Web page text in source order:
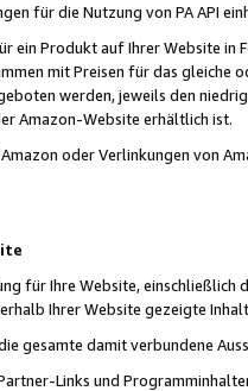
für die Nutzung von PA API
ein Produkt auf Ihrer Website
mit Preisen für das
werden, jeweils den
Amazon-Website erhältlich ist.
oder Verlinkungen von
für Ihre Website,
Ihrer Website gezeigte
gesamte damit verbundene
Links und